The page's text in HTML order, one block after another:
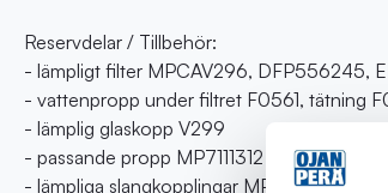
Reservdelar / Tillbehör:
- lämpligt filter MPCAV296, DFP556245,
- vattenpropp under filtret F0561, tätning
- lämplig glaskopp V299
- passande propp MP7111312
- lämpliga slangkopplingar MP717666,